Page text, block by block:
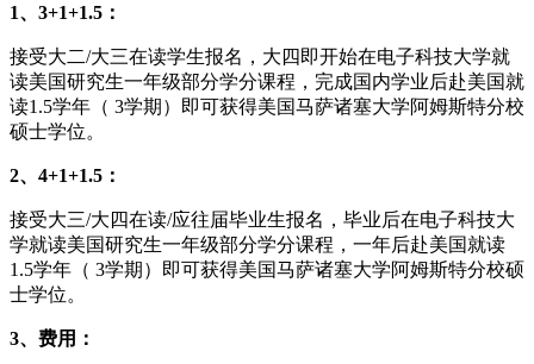
1、3+1+1.5：
接受大二/大三在读学生报名，大四即开始在电子科技大学就
读美国研究生一年级部分学分课程，完成国内学业后赴美国就
读1.5学年（ 3学期）即可获得美国马萨诸塞大学阿姆斯特分校
硕士学位。
2、4+1+1.5：
接受大三/大四在读/应往届毕业生报名，毕业后在电子科技大
学就读美国研究生一年级部分学分课程，一年后赴美国就读
1.5学年（ 3学期）即可获得美国马萨诸塞大学阿姆斯特分校硕
士学位。
3、费用：